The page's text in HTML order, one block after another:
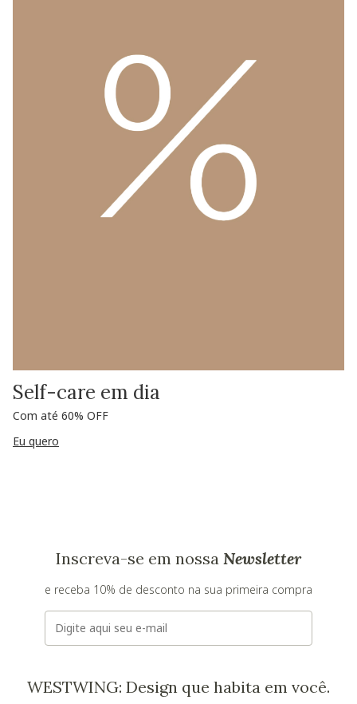
Self-care em dia
Com até 60% OFF
Eu quero
Inscreva-se em nossa Newsletter
e receba 10% de desconto na sua primeira compra
E-mail
WESTWING: Design que habita em você.